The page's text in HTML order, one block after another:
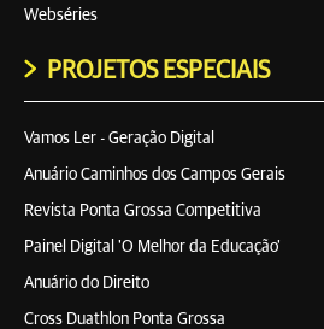
Webséries
PROJETOS ESPECIAIS
Vamos Ler - Geração Digital
Anuário Caminhos dos Campos Gerais
Revista Ponta Grossa Competitiva
Painel Digital 'O Melhor da Educação'
Anuário do Direito
Cross Duathlon Ponta Grossa